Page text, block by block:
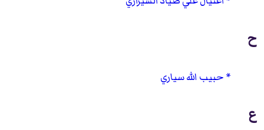
ح
حبيب الله سياري
ع